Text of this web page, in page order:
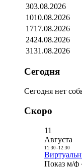
303.08.2026
1010.08.2026
1717.08.2026
2424.08.2026
3131.08.2026
Сегодня
Сегодня нет
Скоро
11
Августа
11:30- 12:30
Показ м/ф